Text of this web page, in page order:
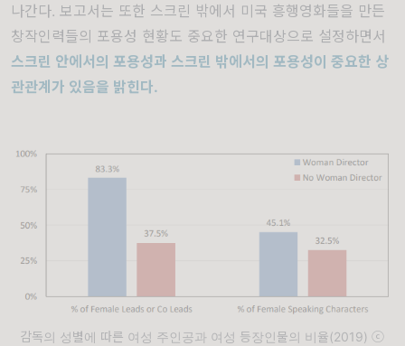
나간다. 보고서는 또한 스크린 밖에서 미국 흥행영화들을 만든
창작인력들의 포용성 현황도 중요한 연구대상으로 설정하면서
스크린 안에서의 포용성과 스크린 밖에서의 포용성이 중요한 상
관관계가 있음을 밝힌다.
감독의 성별에 따른 여성 주인공과 여성 등장인물의 비율(2019) ⓒ